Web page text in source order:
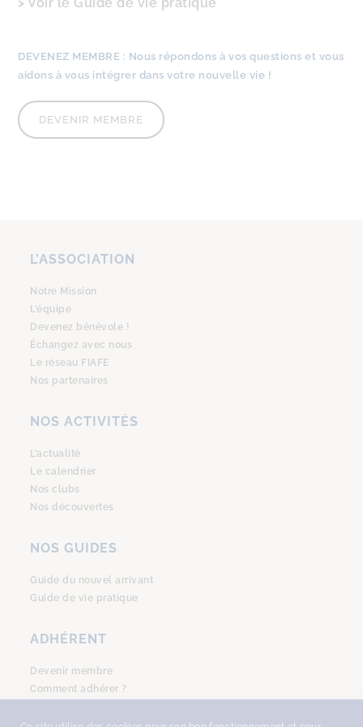
DEVENEZ MEMBRE : Nous répondons à vos questions et vous
aidons à vous intégrer dans votre nouvelle vie !
DEVENIR MEMBRE
L’ASSOCIATION
Notre Mission
L’équipe
Devenez bénévole !
Échangez avec nous
Le réseau FIAFE
Nos partenaires
NOS ACTIVITÉS
L’actualité
Le calendrier
Nos clubs
Nos découvertes
NOS GUIDES
Guide du nouvel arrivant
Guide de vie pratique
ADHÉRENT
Devenir membre
Comment adhérer ?